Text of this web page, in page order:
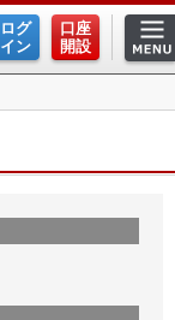
ログ
イン
口座
開設